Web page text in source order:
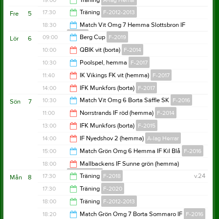
20:30
20:30
5
Fre 17:30 Träning F-2012-2013
19:00
18:30
Match Vit Omg 7 Hemma Slottsbron IF
F-2016
20:00
6
Lör 09:00 Berg Cup F-2019
18:00
10:00 QBIK vit (borta) F-2014
12:00
10:30 Poolspel, hemma F-2017
15:00
11:40 IK Vikings FK vit (hemma) F-2017
13:40
14:00 IFK Munkfors (borta) F-2017
16:00
7
Sön 10:30 Match Vit Omg 6 Borta Säffle SK F-2016
12:30
11:00 Norrstrands IF röd (hemma) F-2014
13:00
13:00 IFK Munkfors (borta) F-2015
15:00
14:00 IF Nyedshov 2 (hemma) A-lag Herrar
16:00
15:00 Match Grön Omg 6 Hemma IF Kil Blå F-2016
17:00
18:00
Mallbackens IF Sunne grön (hemma)
F-2012-2013
20:00
8
Mån v.24
17:30 Träning F-2018
18:30
17:30 Träning F-2020
18:30
18:00 Träning F-2012-2013
18:20
Match Grön Omg 7 Borta Sommaro IF F-2016